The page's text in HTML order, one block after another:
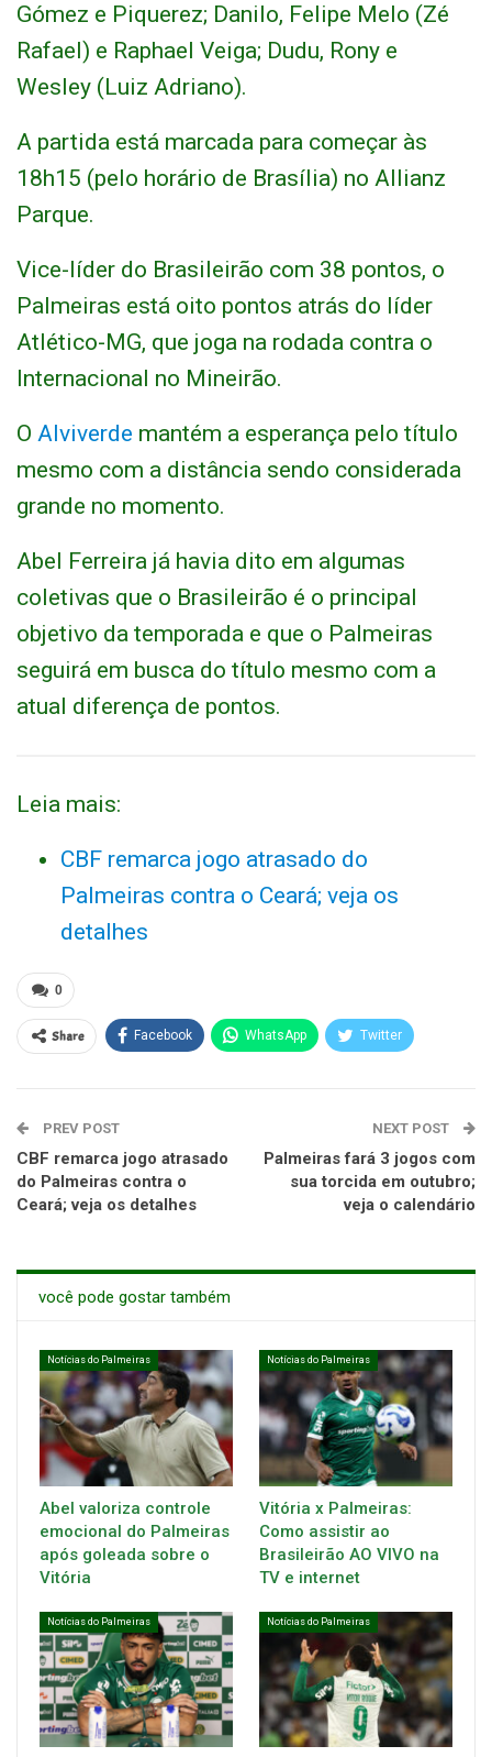
Gómez e Piquerez; Danilo, Felipe Melo (Zé
Rafael) e Raphael Veiga; Dudu, Rony e
Wesley (Luiz Adriano).
A partida está marcada para começar às
18h15 (pelo horário de Brasília) no Allianz
Parque.
Vice-líder do Brasileirão com 38 pontos, o
Palmeiras está oito pontos atrás do líder
Atlético-MG, que joga na rodada contra o
Internacional no Mineirão.
O Alviverde mantém a esperança pelo título
mesmo com a distância sendo considerada
grande no momento.
Abel Ferreira já havia dito em algumas
coletivas que o Brasileirão é o principal
objetivo da temporada e que o Palmeiras
seguirá em busca do título mesmo com a
atual diferença de pontos.
Leia mais:
CBF remarca jogo atrasado do
Palmeiras contra o Ceará; veja os
detalhes
0
Share Facebook WhatsApp Twitter
PREV POST
CBF remarca jogo atrasado
do Palmeiras contra o
Ceará; veja os detalhes
NEXT POST
Palmeiras fará 3 jogos com
sua torcida em outubro;
veja o calendário
você pode gostar também
Notícias do Palmeiras
Abel valoriza controle
emocional do Palmeiras
após goleada sobre o
Vitória
Notícias do Palmeiras
Vitória x Palmeiras:
Como assistir ao
Brasileirão AO VIVO na
TV e internet
Notícias do Palmeiras Notícias do Palmeiras